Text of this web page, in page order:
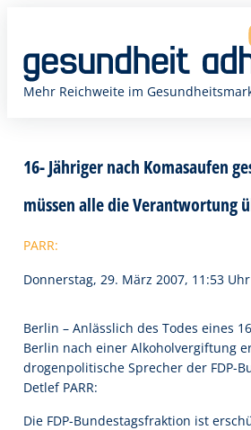
springen
Mehr Reichweite im
16- Jähriger nach Komasaufen
müssen alle die Verantwortung
PARR:
Donnerstag, 29. März 2007, 11:53 Uhr
Berlin – Anlässlich des Todes eines
Berlin nach einer Alkoholvergiftung
drogenpolitische Sprecher der FDP-
Detlef PARR:
Die FDP-Bundestagsfraktion ist